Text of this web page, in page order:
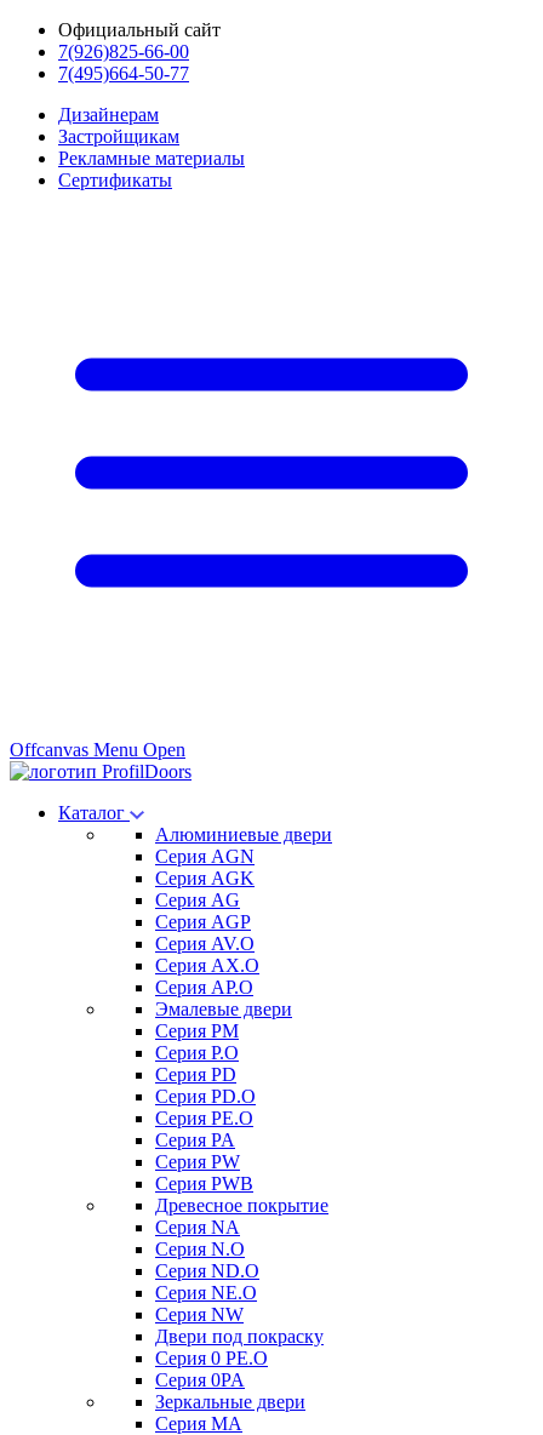
Официальный сайт
7(926)825-66-00
7(495)664-50-77
Дизайнерам
Застройщикам
Рекламные материалы
Сертификаты
Offcanvas Menu Open
Каталог
Алюминиевые двери
Серия AGN
Серия AGK
Серия AG
Серия AGP
Серия AV.O
Серия AX.O
Серия AP.O
Эмалевые двери
Серия PM
Серия P.O
Серия PD
Серия PD.O
Серия PE.O
Серия PA
Серия PW
Серия PWB
Древесное покрытие
Серия NA
Серия N.O
Серия ND.O
Серия NE.O
Серия NW
Двери под покраску
Серия 0 PE.O
Серия 0PA
Зеркальные двери
Серия MA